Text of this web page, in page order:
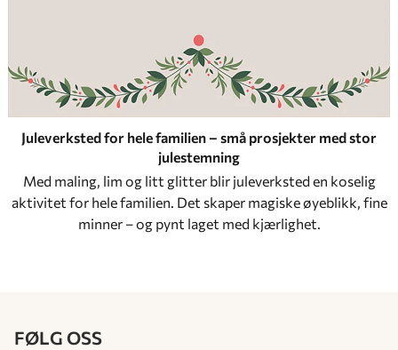
Juleverksted for hele familien – små prosjekter med stor
julestemning
Med maling, lim og litt glitter blir juleverksted en koselig
aktivitet for hele familien. Det skaper magiske øyeblikk, fine
minner – og pynt laget med kjærlighet.
FØLG OSS